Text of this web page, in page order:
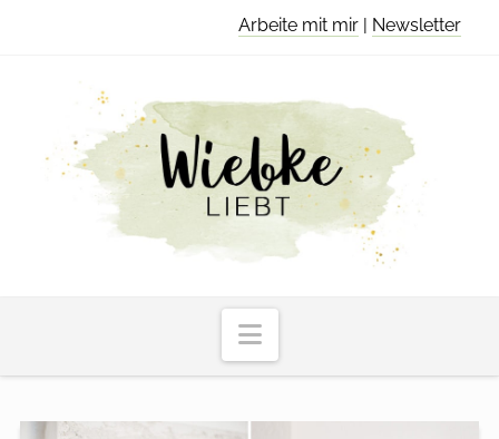
Arbeite mit mir | Newsletter
Navigation